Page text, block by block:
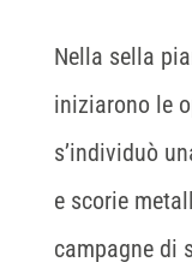
Nella sella
iniziarono le
s’individuò
e scorie
campagne di